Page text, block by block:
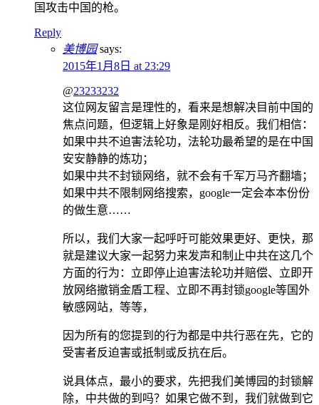
国攻击中国的枪。
Reply
美博园 says:
2015年1月8日 at 23:29
@23233232
这位网友留言是理性的，看来是想解决目前中国的
焦点问题，但逻辑上好象是刚好相反。我们相信：
如果中共不迫害法轮功，法轮功最希望的是在中国
安安静静的炼功；
如果中共不封锁网络，就不会有千军万马齐翻墙；
如果中共不限制网络搜索，google一定会本本份份
的做生意……
所以，我们大家一起呼吁可能效果更好、更快，那
就是建议大家一起努力来发声和制止中共在这几个
方面的行为：立即停止迫害法轮功并赔偿、立即开
放网络撤销金盾工程、立即不再封锁google等国外
敏感网站，等等，
因为所有的您提到的行为都是中共行恶在先，它的
受害者反迫害或抵制或反抗在后。
说具体点，最小的要求，先把我们美博园的封锁解
除，中共做的到吗？如果它做不到，我们就做到它